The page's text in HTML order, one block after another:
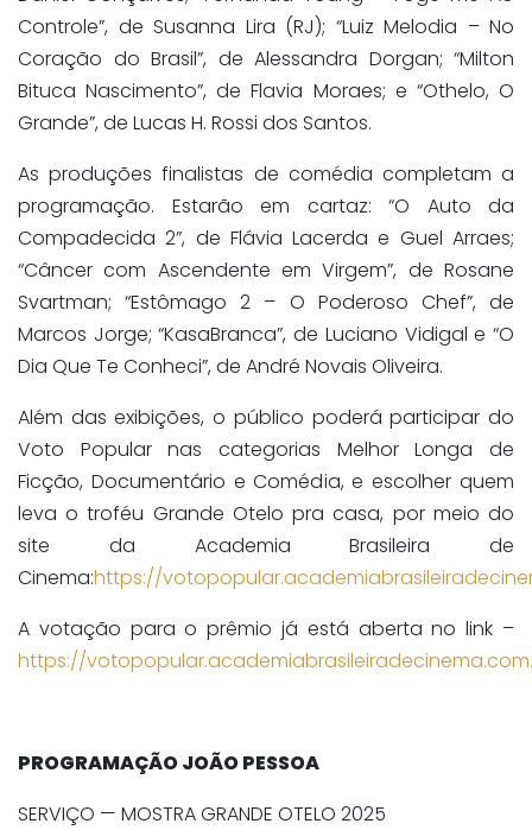
Controle”, de Susanna Lira (RJ); “Luiz Melodia – No
Coração do Brasil”, de Alessandra Dorgan; “Milton
Bituca Nascimento”, de Flavia Moraes; e “Othelo, O
Grande”, de Lucas H. Rossi dos Santos.
As produções finalistas de comédia completam a
programação. Estarão em cartaz: “O Auto da
Compadecida 2”, de Flávia Lacerda e Guel Arraes;
“Câncer com Ascendente em Virgem”, de Rosane
Svartman; “Estômago 2 – O Poderoso Chef”, de
Marcos Jorge; “KasaBranca”, de Luciano Vidigal e “O
Dia Que Te Conheci”, de André Novais Oliveira.
Além das exibições, o público poderá participar do
Voto Popular nas categorias Melhor Longa de
Ficção, Documentário e Comédia, e escolher quem
leva o troféu Grande Otelo pra casa, por meio do
site da Academia Brasileira de
Cinema:https://
A votação para o prêmio já está aberta no link –
https://
PROGRAMAÇÃO JOÃO PESSOA
SERVIÇO — MOSTRA GRANDE OTELO 2025